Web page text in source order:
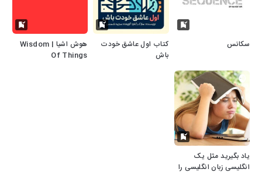
سکانس
کتاب اول عاشق خودت
باش
هوش اشیا | Wisdom
Of Things
یاد بگیرید مثل یک
انگلیسی زبان انگلیسی را